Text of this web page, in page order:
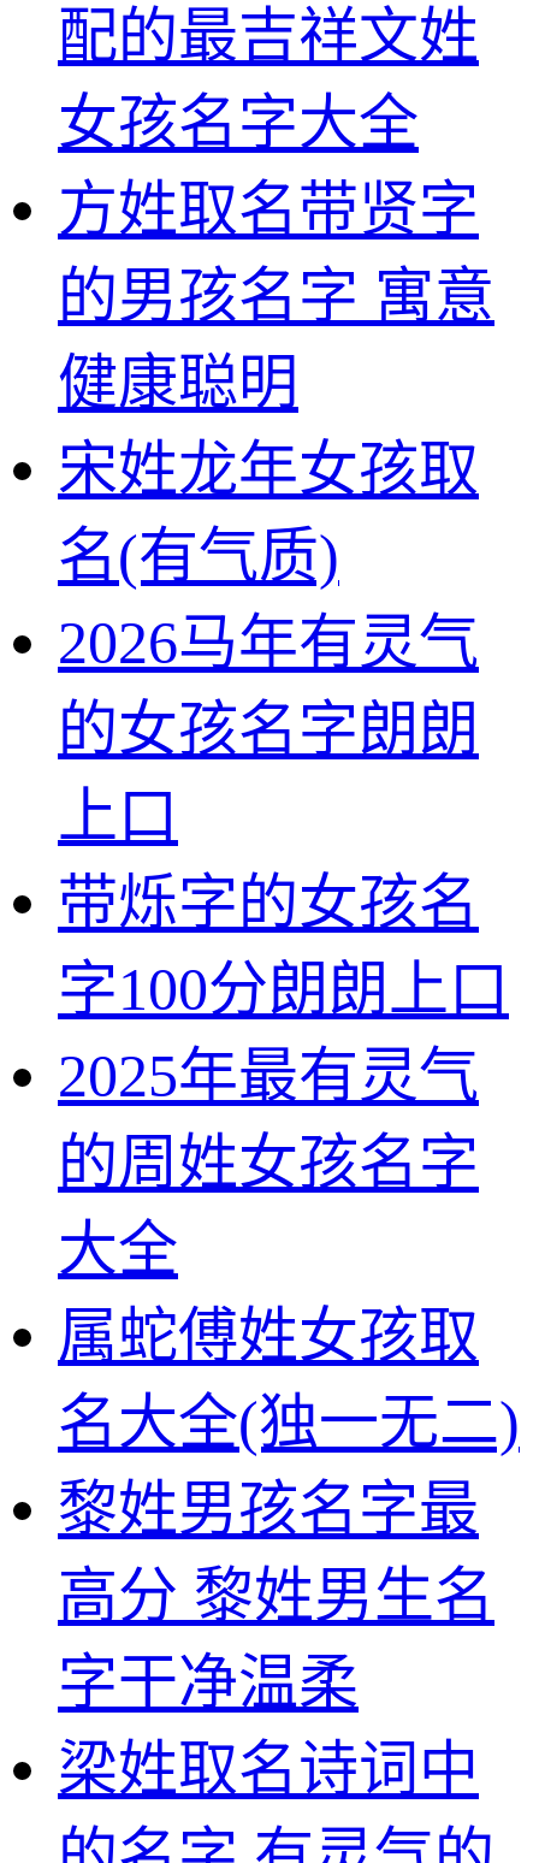
配的最吉祥文姓
女孩名字大全
方姓取名带贤字
的男孩名字 寓意
健康聪明
宋姓龙年女孩取
名(有气质)
2026马年有灵气
的女孩名字朗朗
上口
带烁字的女孩名
字100分朗朗上口
2025年最有灵气
的周姓女孩名字
大全
属蛇傅姓女孩取
名大全(独一无二)
黎姓男孩名字最
高分 黎姓男生名
字干净温柔
梁姓取名诗词中